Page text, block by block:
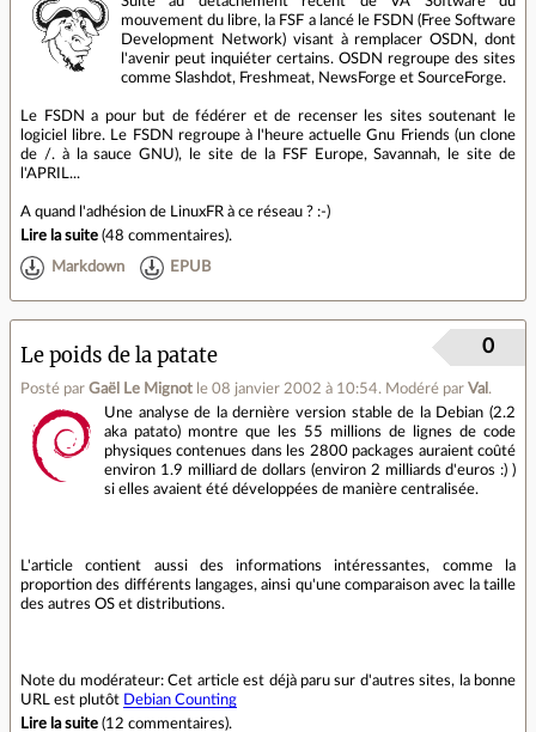
mouvement du libre, la FSF a lancé le FSDN (Free Software
Development Network) visant à remplacer OSDN, dont
l'avenir peut inquiéter certains. OSDN regroupe des sites
comme Slashdot, Freshmeat, NewsForge et SourceForge.
Le FSDN a pour but de fédérer et de recenser les sites soutenant le
logiciel libre. Le FSDN regroupe à l'heure actuelle Gnu Friends (un clone
de /. à la sauce GNU), le site de la FSF Europe, Savannah, le site de
l'APRIL...
A quand l'adhésion de LinuxFR à ce réseau ? :-)
Lire la suite (48 commentaires).
Markdown EPUB
Le poids de la patate
Posté par Gaël Le Mignot le 08 janvier 2002 à 10:54. Modéré par Val .
0
Une analyse de la dernière version stable de la Debian (2.2
aka patato) montre que les 55 millions de lignes de code
physiques contenues dans les 2800 packages auraient coûté
environ 1.9 milliard de dollars (environ 2 milliards d'euros :) )
si elles avaient été développées de manière centralisée.
L'article contient aussi des informations intéressantes, comme la
proportion des différents langages, ainsi qu'une comparaison avec la taille
des autres OS et distributions.
Note du modérateur: Cet article est déjà paru sur d'autres sites, la bonne
URL est plutôt Debian Counting
Lire la suite (12 commentaires).